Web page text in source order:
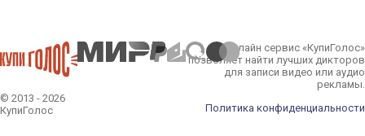
© 2013 - 2026
КупиГолос
Онлайн сервис «КупиГолос»
позволяет найти лучших дикторов
для записи видео или аудио
рекламы.
Политика конфиденциальности